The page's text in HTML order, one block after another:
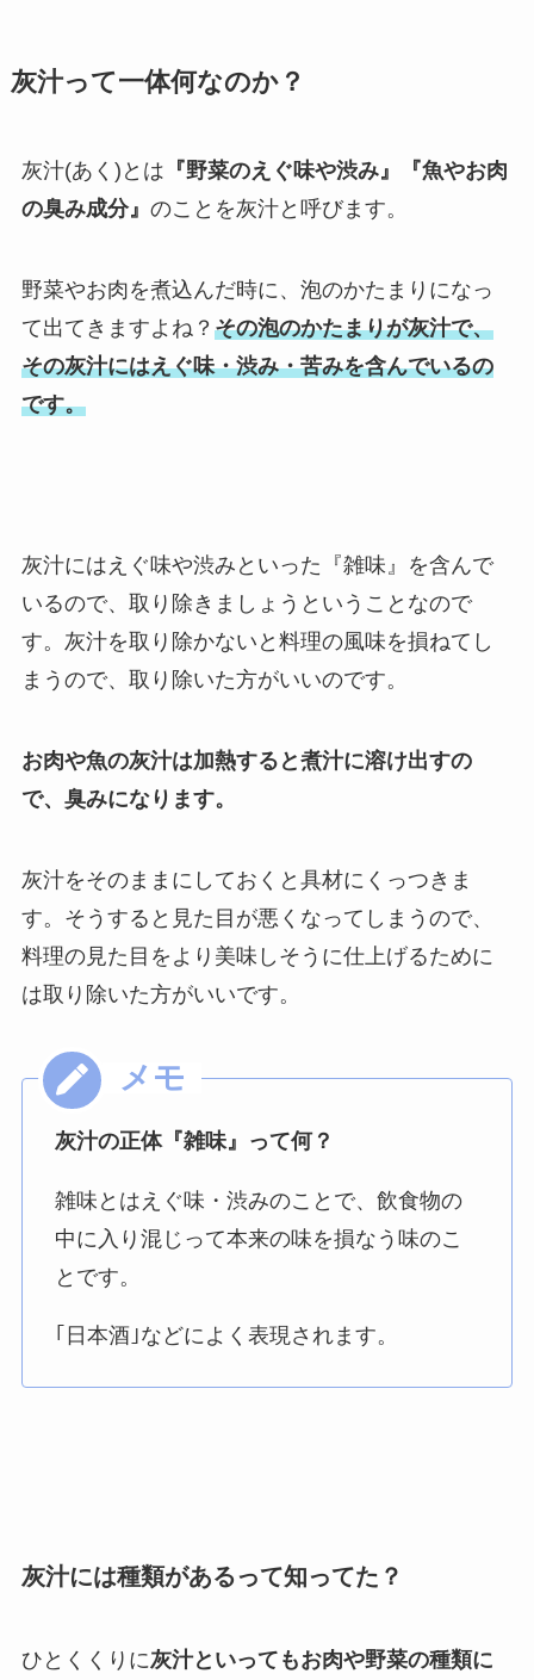
灰汁って一体何なのか？
灰汁(あく)とは 『野菜のえぐ味や渋み』『魚やお肉
の臭み成分』 のことを灰汁と呼びます。
野菜やお肉を煮込んだ時に、泡のかたまりになっ
て出てきますよね？ その泡のかたまりが灰汁で、
その灰汁にはえぐ味・渋み・苦みを含んでいるの
です。
灰汁にはえぐ味や渋みといった『雑味』を含んで
いるので、取り除きましょうということなので
す。灰汁を取り除かないと料理の風味を損ねてし
まうので、取り除いた方がいいのです。
お肉や魚の灰汁は加熱すると煮汁に溶け出すの
で、臭みになります。
灰汁をそのままにしておくと具材にくっつきま
す。そうすると見た目が悪くなってしまうので、
料理の見た目をより美味しそうに仕上げるために
は取り除いた方がいいです。
灰汁の正体『雑味』って何？
雑味とはえぐ味・渋みのことで、飲食物の
中に入り混じって本来の味を損なう味のこ
とです。
｢日本酒｣などによく表現されます。
灰汁には種類があるって知ってた？
ひとくくりに灰汁といってもお肉や野菜の種類に